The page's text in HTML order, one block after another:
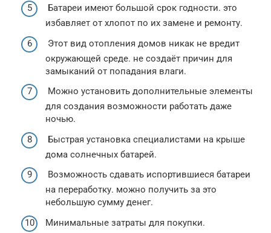
Батареи имеют большой срок годности. это
избавляет от хлопот по их замене и ремонту.
Этот вид отопления домов никак не вредит
окружающей среде. не создаёт причин для
замыканий от попадания влаги.
Можно установить дополнительные элементы
для создания возможности работать даже
ночью.
Быстрая установка специалистами на крыше
дома солнечных батарей.
Возможность сдавать испортившиеся батареи
на переработку. можно получить за это
небольшую сумму денег.
Минимальные затраты для покупки.